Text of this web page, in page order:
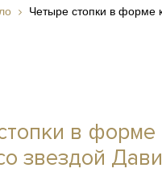
Четыре стопки в форме
в форме
звездой